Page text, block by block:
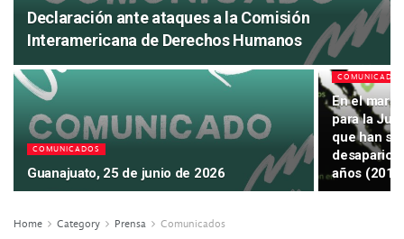
Declaración ante ataques a la Comisión
Interamericana de Derechos Humanos
COMUNICADOS
Guanajuato, 25 de junio de 2026
En el
para la
que han
años
Home Category Prensa Comunicados